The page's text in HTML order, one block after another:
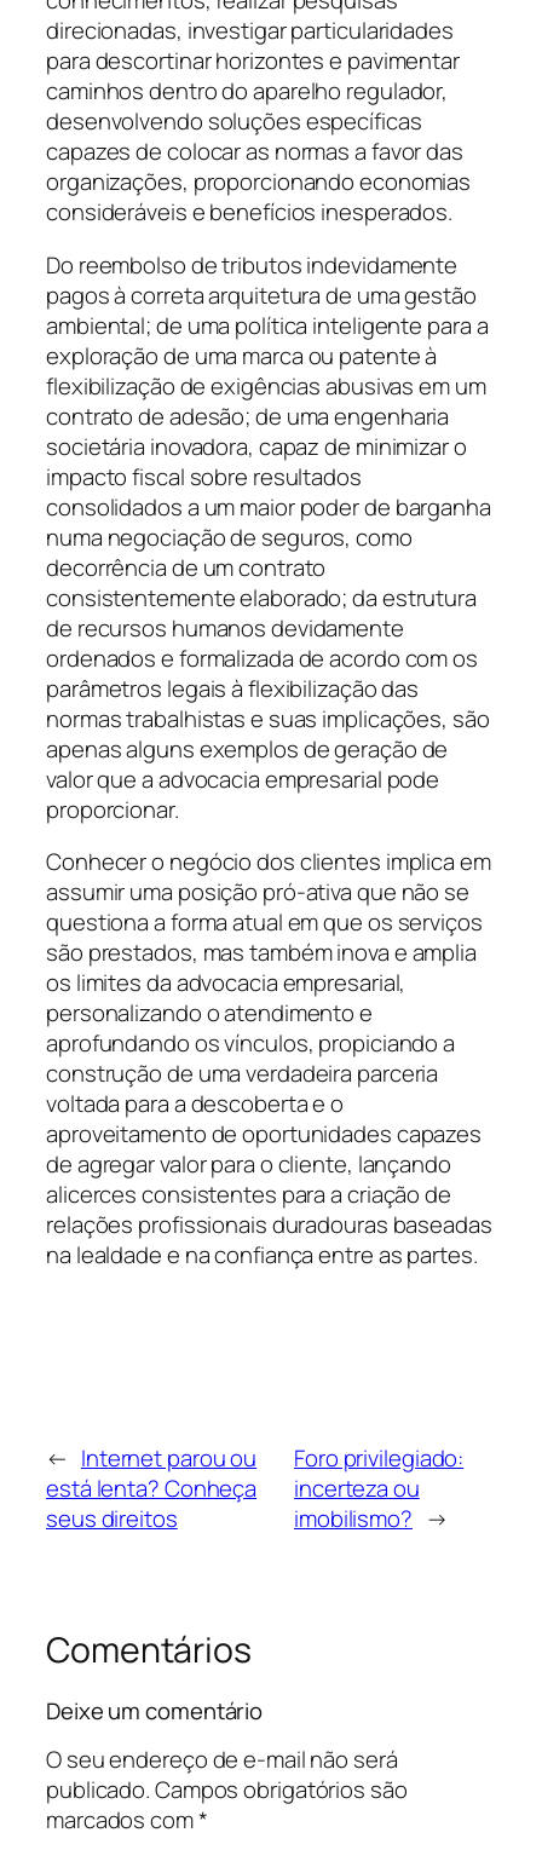
direcionadas, investigar particularidades
para descortinar horizontes e pavimentar
caminhos dentro do aparelho regulador,
desenvolvendo soluções específicas
capazes de colocar as normas a favor das
organizações, proporcionando economias
consideráveis e benefícios inesperados.
Do reembolso de tributos indevidamente
pagos à correta arquitetura de uma gestão
ambiental; de uma política inteligente para a
exploração de uma marca ou patente à
flexibilização de exigências abusivas em um
contrato de adesão; de uma engenharia
societária inovadora, capaz de minimizar o
impacto fiscal sobre resultados
consolidados a um maior poder de barganha
numa negociação de seguros, como
decorrência de um contrato
consistentemente elaborado; da estrutura
de recursos humanos devidamente
ordenados e formalizada de acordo com os
parâmetros legais à flexibilização das
normas trabalhistas e suas implicações, são
apenas alguns exemplos de geração de
valor que a advocacia empresarial pode
proporcionar.
Conhecer o negócio dos clientes implica em
assumir uma posição pró-ativa que não se
questiona a forma atual em que os serviços
são prestados, mas também inova e amplia
os limites da advocacia empresarial,
personalizando o atendimento e
aprofundando os vínculos, propiciando a
construção de uma verdadeira parceria
voltada para a descoberta e o
aproveitamento de oportunidades capazes
de agregar valor para o cliente, lançando
alicerces consistentes para a criação de
relações profissionais duradouras baseadas
na lealdade e na confiança entre as partes.
← Internet parou ou
está lenta? Conheça
seus direitos
Foro privilegiado:
incerteza ou
imobilismo? →
Comentários
Deixe um comentário
O seu endereço de e-mail não será
publicado.Campos obrigatórios são
marcados com*